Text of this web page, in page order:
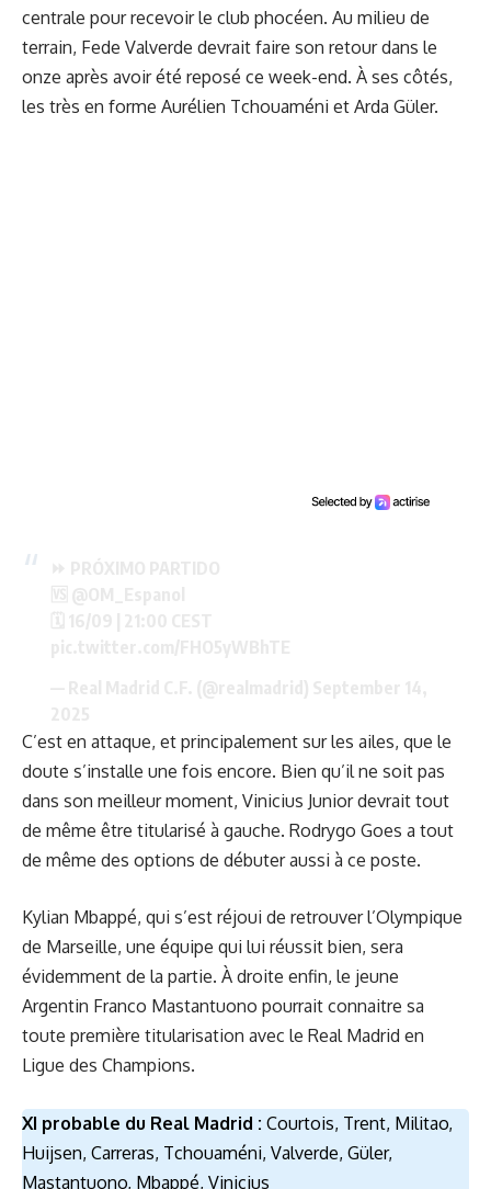
centrale pour recevoir le club phocéen. Au milieu de
terrain, Fede Valverde devrait faire son retour dans le
onze après avoir été reposé ce week-end. À ses côtés,
les très en forme Aurélien Tchouaméni et Arda Güler.
C’est en attaque, et principalement sur les ailes, que le
doute s’installe une fois encore. Bien qu’il ne soit pas
dans son meilleur moment, Vinicius Junior devrait tout
de même être titularisé à gauche. Rodrygo Goes a tout
de même des options de débuter aussi à ce poste.
Kylian Mbappé, qui s’est réjoui de retrouver l’Olympique
de Marseille, une équipe qui lui réussit bien, sera
évidemment de la partie. À droite enfin, le jeune
Argentin Franco Mastantuono pourrait connaitre sa
toute première titularisation avec le Real Madrid en
Ligue des Champions.
XI probable du Real Madrid : Courtois, Trent, Militao,
Huijsen, Carreras, Tchouaméni, Valverde, Güler,
Mastantuono, Mbappé, Vinicius